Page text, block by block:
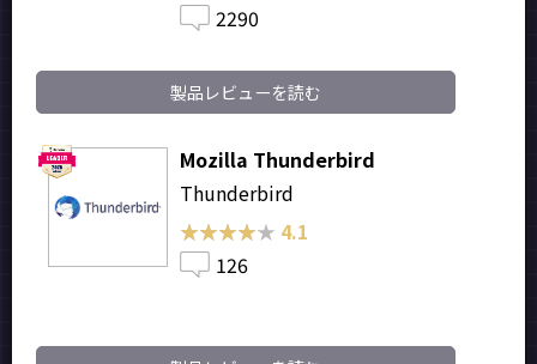
2290
製品レビューを読む
Mozilla Thunderbird
Thunderbird
★★★★★
★★★★★ 4.1
126